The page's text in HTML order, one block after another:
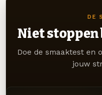
DE
Niet stoppen
Doe de smaaktest en
jouw